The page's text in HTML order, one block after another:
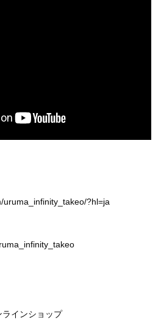
uruma_infinity_takeo/?hl=ja
インショップ